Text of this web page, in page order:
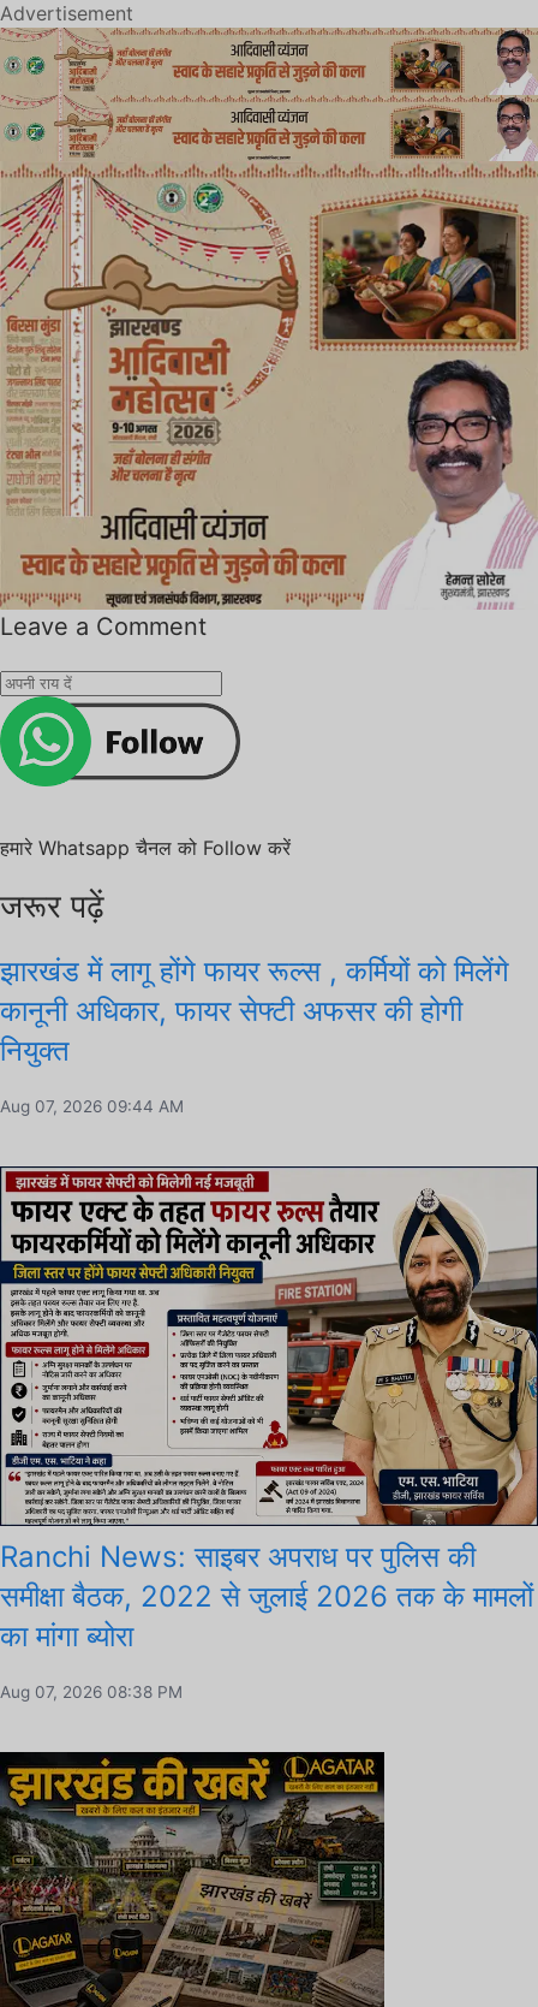
Advertisement
Leave a Comment
हमारे Whatsapp चैनल को Follow करें
जरूर पढ़ें
झारखंड में लागू होंगे फायर रूल्स , कर्मियों को मिलेंगे
कानूनी अधिकार, फायर सेफ्टी अफसर की होगी
नियुक्त
Aug 07, 2026 09:44 AM
Ranchi News: साइबर अपराध पर पुलिस की
समीक्षा बैठक, 2022 से जुलाई 2026 तक के मामलों
का मांगा ब्योरा
Aug 07, 2026 08:38 PM